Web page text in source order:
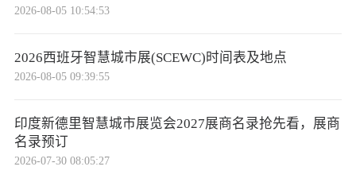
2026-08-05 10:54:53
2026西班牙智慧城市展(SCEWC)时间表及地点
2026-08-05 09:39:55
印度新德里智慧城市展览会2027展商名录抢先看，展商
名录预订
2026-07-30 08:05:27